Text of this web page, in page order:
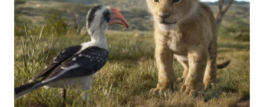
WN
PRIANGAN
TIMUR
WN
SEMARANG